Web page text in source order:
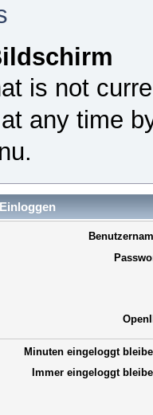
is not
at any time
Einloggen
Minuten eingeloggt
Immer eingeloggt